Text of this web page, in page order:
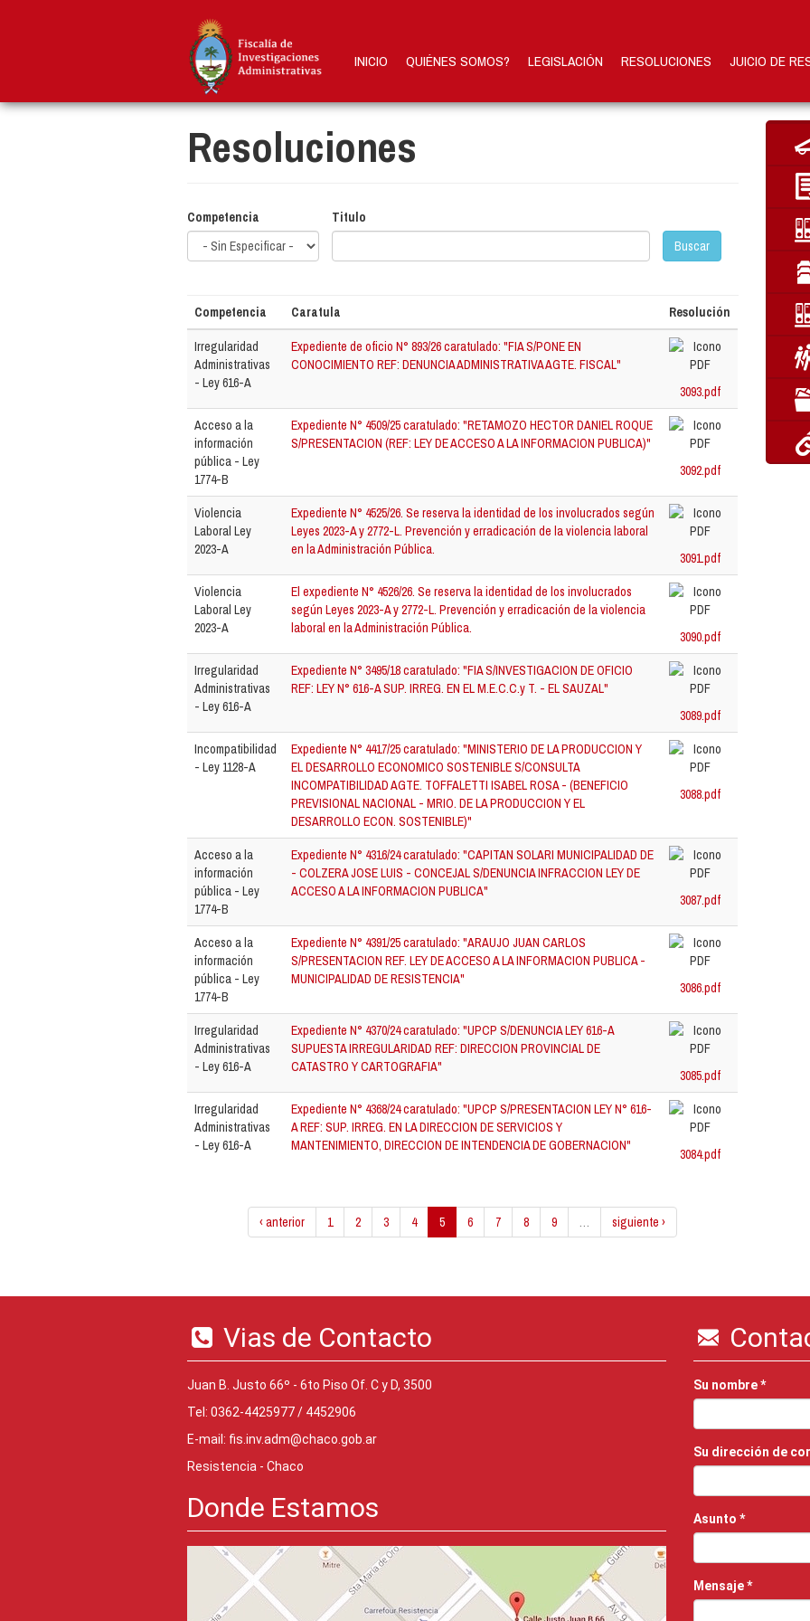
INICIO QUIÉNES SOMOS? LEGISLACIÓN RESOLUCIONES JUICIO DE
Resoluciones
Competencia
Titulo
Buscar
Competencia Caratula Resolución
Irregularidad
Administrativas
- Ley 616-A
Expediente de oficio N° 893/26 caratulado: "FIA S/PONE EN
CONOCIMIENTO REF: DENUNCIA ADMINISTRATIVA AGTE. FISCAL"
3093.pdf
Acceso a la
información
pública - Ley
1774-B
Expediente N° 4509/25 caratulado: "RETAMOZO HECTOR DANIEL ROQUE
S/PRESENTACION (REF: LEY DE ACCESO A LA INFORMACION PUBLICA)"
3092.pdf
Violencia
Laboral Ley
2023-A
Expediente N° 4525/26. Se reserva la identidad de los involucrados según
Leyes 2023-A y 2772-L. Prevención y erradicación de la violencia laboral
en la Administración Pública.
3091.pdf
Violencia
Laboral Ley
2023-A
El expediente N° 4526/26. Se reserva la identidad de los involucrados
según Leyes 2023-A y 2772-L. Prevención y erradicación de la violencia
laboral en la Administración Pública.
3090.pdf
Irregularidad
Administrativas
- Ley 616-A
Expediente N° 3495/18 caratulado: "FIA S/INVESTIGACION DE OFICIO
REF: LEY N° 616-A SUP. IRREG. EN EL M.E.C.C.y T. - EL SAUZAL"
3089.pdf
Incompatibilidad
- Ley 1128-A
Expediente N° 4417/25 caratulado: "MINISTERIO DE LA PRODUCCION Y
EL DESARROLLO ECONOMICO SOSTENIBLE S/CONSULTA
INCOMPATIBILIDAD AGTE. TOFFALETTI ISABEL ROSA - (BENEFICIO
PREVISIONAL NACIONAL - MRIO. DE LA PRODUCCION Y EL
DESARROLLO ECON. SOSTENIBLE)"
3088.pdf
Acceso a la
información
pública - Ley
1774-B
Expediente N° 4316/24 caratulado: "CAPITAN SOLARI MUNICIPALIDAD DE
- COLZERA JOSE LUIS - CONCEJAL S/DENUNCIA INFRACCION LEY DE
ACCESO A LA INFORMACION PUBLICA"
3087.pdf
Acceso a la
información
pública - Ley
1774-B
Expediente N° 4391/25 caratulado: "ARAUJO JUAN CARLOS
S/PRESENTACION REF. LEY DE ACCESO A LA INFORMACION PUBLICA -
MUNICIPALIDAD DE RESISTENCIA"
3086.pdf
Irregularidad
Administrativas
- Ley 616-A
Expediente N° 4370/24 caratulado: "UPCP S/DENUNCIA LEY 616-A
SUPUESTA IRREGULARIDAD REF: DIRECCION PROVINCIAL DE
CATASTRO Y CARTOGRAFIA"
3085.pdf
Irregularidad
Administrativas
- Ley 616-A
Expediente N° 4368/24 caratulado: "UPCP S/PRESENTACION LEY N° 616-
A REF: SUP. IRREG. EN LA DIRECCION DE SERVICIOS Y
MANTENIMIENTO, DIRECCION DE INTENDENCIA DE GOBERNACION"
3084.pdf
‹ anterior 1 2 3 4 5 6 7 8 9 … siguiente ›
Vias de Contacto
Juan B. Justo 66º - 6to Piso Of. C y D, 3500
Tel: 0362-4425977 / 4452906
E-mail: fis.inv.adm@chaco.gob.ar
Resistencia - Chaco
Donde Estamos
Su nombre*
Su dirección de
Asunto *
Mensaje*